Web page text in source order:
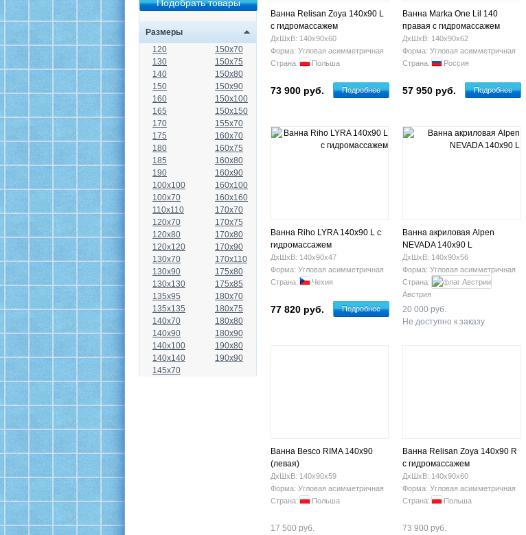
Размеры
120
130
140
150
160
165
170
175
180
185
190
100x100
100x70
110x110
120x70
120x80
120x120
130x70
130x90
130x130
135x95
135x135
140x70
140x90
140x100
140x140
145x70
150x70
150x75
150x80
150x90
150x100
150x150
155x70
160x70
160x75
160x80
160x90
160x100
160x160
170x70
170x75
170x80
170x90
170x110
175x80
175x85
180x70
180x75
180x80
180x90
190x80
190x90
Ванна Relisan Zoya 140x90 L
с гидромассажем
ДхШхВ: 140х90х60
Форма: Угловая асимметричная
Страна:
Польша
73 900 руб. Подробнее
Ванна Marka One Lil 140
правая с гидромассажем
ДхШхВ: 140х90х62
Форма: Угловая асимметричная
Страна:
Россия
57 950 руб. Подробнее
Ванна Riho LYRA 140x90 L с
гидромассажем
ДхШхВ: 140х90х47
Форма: Угловая асимметричная
Страна:
Чехия
77 820 руб. Подробнее
Ванна акриловая Alpen
NEVADA 140x90 L
ДхШхВ: 140х90х56
Форма: Угловая асимметричная
Страна:
Австрия
20 000 руб.
Не доступно к заказу
Ванна Besco RIMA 140х90
(левая)
ДхШхВ: 140х90х59
Форма: Угловая асимметричная
Страна:
Польша
17 500 руб.
Ванна Relisan Zoya 140x90 R
с гидромассажем
ДхШхВ: 140х90х60
Форма: Угловая асимметричная
Страна:
Польша
73 900 руб.